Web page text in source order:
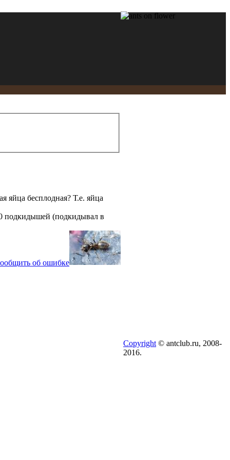
яйца бесплодная? Т.е. яйца
подкидышей (подкидывал в
об ошибке
Copyright © antclub.ru, 2008-
2016.